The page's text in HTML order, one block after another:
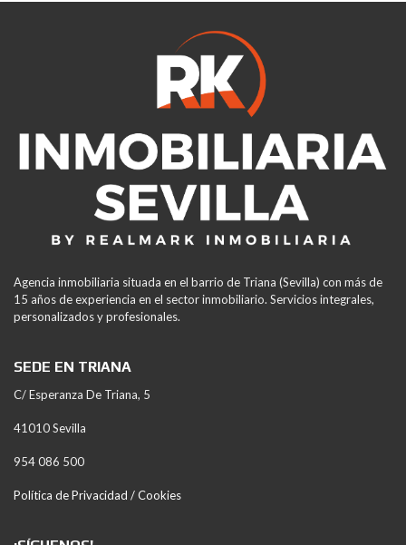
Agencia inmobiliaria situada en el barrio de Triana (Sevilla) con más de
15 años de experiencia en el sector inmobiliario. Servicios integrales,
personalizados y profesionales.
SEDE EN TRIANA
C/ Esperanza De Triana, 5
41010 Sevilla
954 086 500
Política de Privacidad / Cookies